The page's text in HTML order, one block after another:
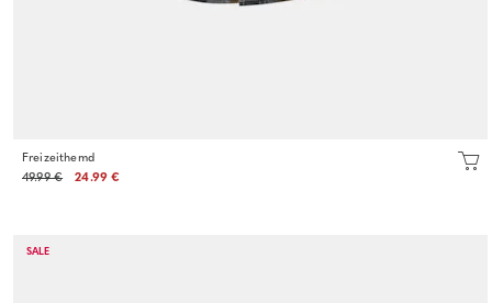
Freizeithemd
49.99 €
24.99 €
SALE